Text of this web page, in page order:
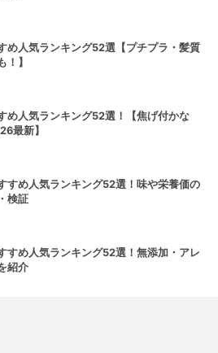
め人気ランキング52選【プチプラ・髪質
！】
め人気ランキング52選！【焦げ付かな
最新】
すめ人気ランキング52選！味や栄養価の
検証
すめ人気ランキング52選！無添加・アレ
紹介